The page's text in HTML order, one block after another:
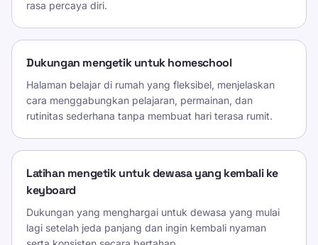
rasa percaya diri.
Dukungan mengetik untuk homeschool
Halaman belajar di rumah yang fleksibel, menjelaskan
cara menggabungkan pelajaran, permainan, dan
rutinitas sederhana tanpa membuat hari terasa rumit.
Latihan mengetik untuk dewasa yang kembali ke
keyboard
Dukungan yang menghargai untuk dewasa yang mulai
lagi setelah jeda panjang dan ingin kembali nyaman